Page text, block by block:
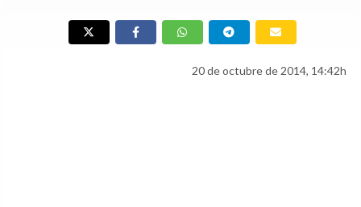
20 de octubre de 2014, 14:42h